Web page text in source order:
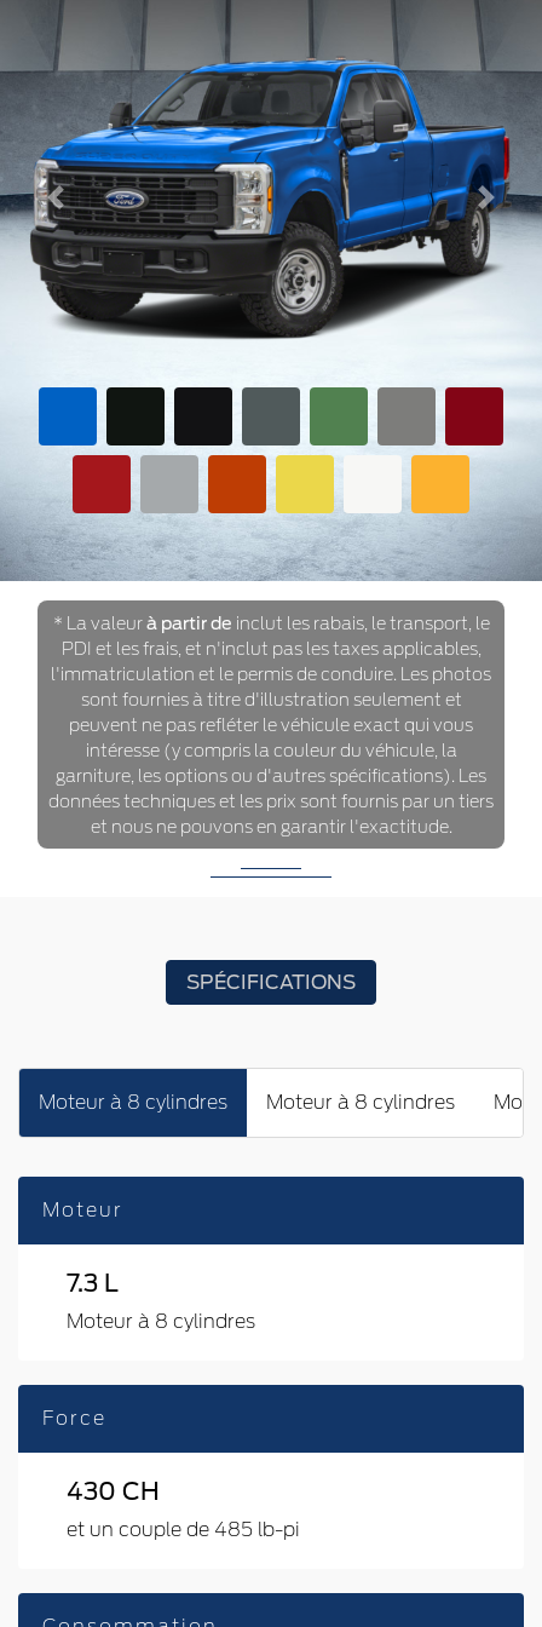
Previous Next
* La valeurà partir de inclut les rabais, le transport, le
PDI et les frais, et n'inclut pas les taxes applicables,
l'immatriculation et le permis de conduire. Les photos
sont fournies à titre d'illustration seulement et
peuvent ne pas refléter le véhicule exact qui vous
intéresse (y compris la couleur du véhicule, la
garniture, les options ou d'autres spécifications). Les
données techniques et les prix sont fournis par un tiers
et nous ne pouvons en garantir l'exactitude.
SPÉCIFICATIONS
Moteur à 8 cylindres Moteur à 8 cylindres
Moteur
7.3 L
Moteur à 8 cylindres
Force
430 CH
et un couple de 485 lb-pi